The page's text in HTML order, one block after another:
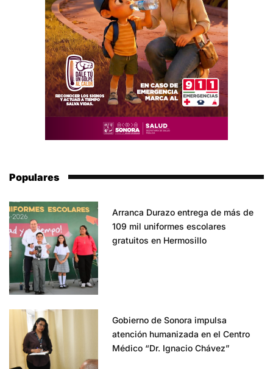
Populares
Arranca Durazo entrega de más de
109 mil uniformes escolares
gratuitos en Hermosillo
Gobierno de Sonora impulsa
atención humanizada en el Centro
Médico “Dr. Ignacio Chávez”